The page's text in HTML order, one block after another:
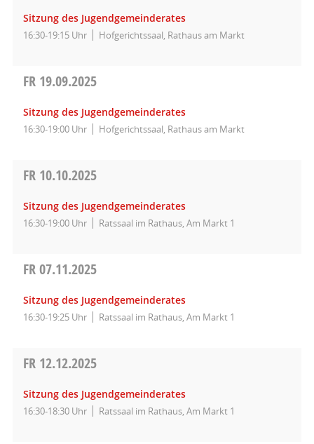
Sitzung des Jugendgemeinderates
16:30-19:15 Uhr Hofgerichtssaal, Rathaus am Markt
FR 19.09.2025
Sitzung des Jugendgemeinderates
16:30-19:00 Uhr Hofgerichtssaal, Rathaus am Markt
FR 10.10.2025
Sitzung des Jugendgemeinderates
16:30-19:00 Uhr Ratssaal im Rathaus, Am Markt 1
FR07.11.2025
Sitzung des Jugendgemeinderates
16:30-19:25 Uhr Ratssaal im Rathaus, Am Markt 1
FR 12.12.2025
Sitzung des Jugendgemeinderates
16:30-18:30 Uhr Ratssaal im Rathaus, Am Markt 1